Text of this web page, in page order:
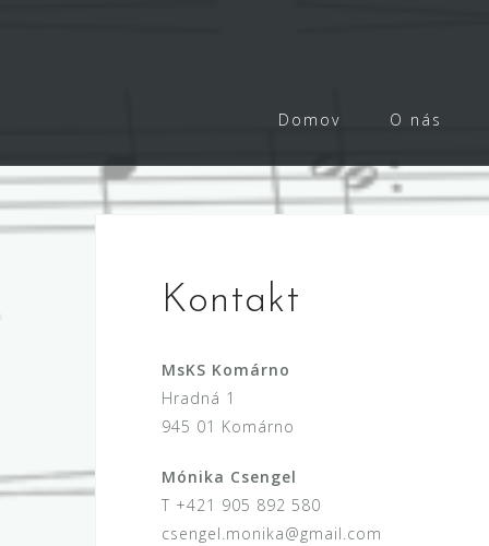
Domov O nás
Kontakt
MsKS Komárno
Hradná 1
945 01 Komárno
Mónika Csengel
T +421 905 892 580
csengel.monika@gmail.com